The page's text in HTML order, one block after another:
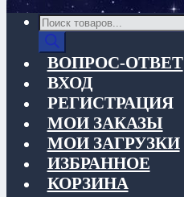
Поиск
товаров
ВОПРОС-ОТВЕТ
ВХОД
РЕГИСТРАЦИЯ
МОИ ЗАКАЗЫ
МОИ ЗАГРУЗКИ
ИЗБРАННОЕ
КОРЗИНА